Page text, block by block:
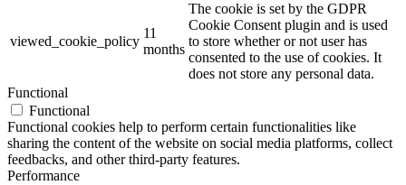
viewed_cookie_policy
11
months
The cookie is set by the GDPR
Cookie Consent plugin and is used
to store whether or not user has
consented to the use of cookies. It
does not store any personal data.
Functional
Functional
Functional cookies help to perform certain functionalities like
sharing the content of the website on social media platforms, collect
feedbacks, and other third-party features.
Performance